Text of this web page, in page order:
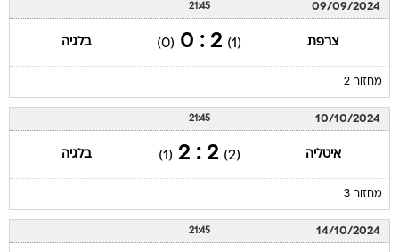
09/09/2024
21:45
צרפת (1)
2 : 0
(0) בלגיה
מחזור 2
10/10/2024
21:45
איטליה (2)
2 : 2
(1) בלגיה
מחזור 3
14/10/2024
21:45